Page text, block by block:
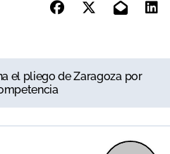
el pliego de Zaragoza por